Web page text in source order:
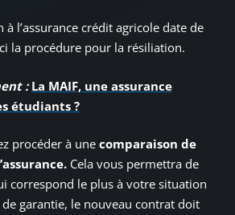
l’assurance crédit agricole date de
la procédure pour la résiliation.
: La MAIF, une assurance
étudiants ?
procéder à une comparaison de
Cela vous permettra de
correspond le plus à votre situation
garantie, le nouveau contrat doit